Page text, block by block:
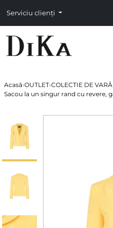
Serviciu clienți
Acasă›OUTLET›COLECTIE DE
Sacou la un singur rand cu revere,